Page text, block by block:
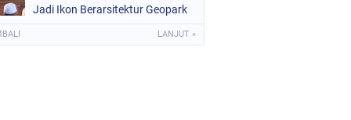
Jadi Ikon Berarsitektur Geopark
LANJUT »